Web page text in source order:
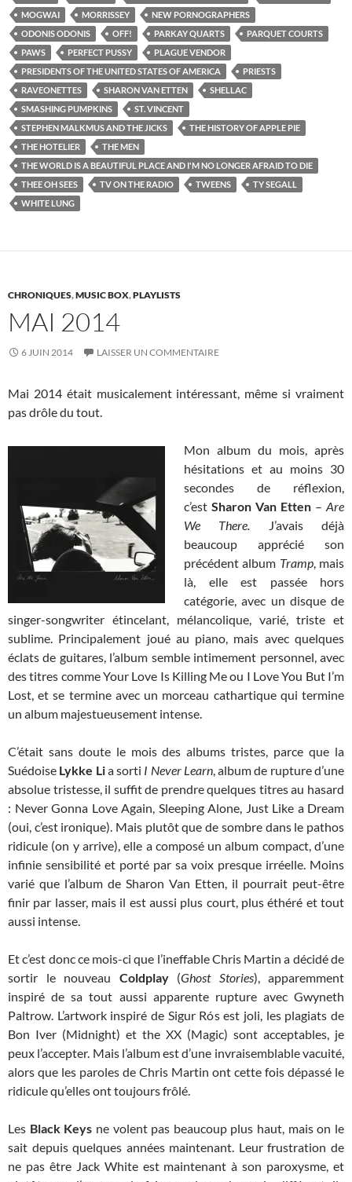
MOGWAI
MORRISSEY
NEW PORNOGRAPHERS
ODONIS ODONIS
OFF! PARKAY QUARTS
PARQUET COURTS
PAWS
PERFECT PUSSY
PLAGUE VENDOR
PRESIDENTS OF THE UNITED STATES OF AMERICA
PRIESTS
RAVEONETTES
SHARON VAN ETTEN
SHELLAC
SMASHING PUMPKINS
ST. VINCENT
STEPHEN MALKMUS AND THE JICKS
THE HISTORY OF APPLE PIE
THE HOTELIER
THE MEN
THE WORLD IS A BEAUTIFUL PLACE AND I'M NO LONGER AFRAID TO DIE
THEE OH SEES
TV ON THE RADIO TWEENS
TY SEGALL
WHITE LUNG
CHRONIQUES,MUSIC BOX,PLAYLISTS
MAI 2014
6 JUIN 2014 LAISSER UN COMMENTAIRE
Mai 2014 était musicalement intéressant, même si vraiment
pas drôle du tout.
Mon album du mois, après
hésitations et au moins 30
secondes de réflexion,
c’est Sharon Van Etten – Are
We There.
J’avais déjà
beaucoup apprécié son
précédent album Tramp, mais
là, elle est passée hors
catégorie, avec un disque de
singer-songwriter étincelant, mélancolique, varié, triste et
sublime. Principalement joué au piano, mais avec quelques
éclats de guitares, l’album semble intimement personnel, avec
des titres comme Your Love Is Killing Me ou I Love You But I’m
Lost, et se termine avec un morceau cathartique qui termine
un album majestueusement intense.
C’était sans doute le mois des albums tristes, parce que la
Suédoise Lykke Lia sorti I Never Learn, album de rupture d’une
absolue tristesse, il suffit de prendre quelques titres au hasard
: Never Gonna Love Again, Sleeping Alone, Just Like a Dream
(oui, c’est ironique). Mais plutôt que de sombre dans le pathos
ridicule (on y arrive), elle a composé un album compact, d’une
infinie sensibilité et porté par sa voix presque irréelle. Moins
varié que l’album de Sharon Van Etten, il pourrait peut-être
finir par lasser, mais il est aussi plus court, plus éthéré et tout
aussi intense.
Et c’est donc ce mois-ci que l’ineffable Chris Martin a décidé de
sortir le nouveau Coldplay(Ghost Stories), apparemment
inspiré de sa tout aussi apparente rupture avec Gwyneth
Paltrow. L’artwork inspiré de Sigur Rós est joli, les plagiats de
Bon Iver (Midnight) et the XX (Magic) sont acceptables, je
peux l’accepter. Mais l’album est d’une invraisemblable vacuité,
alors que les paroles de Chris Martin ont cette fois dépassé le
ridicule qu’elles ont toujours frôlé.
Les Black Keys ne volent pas beaucoup plus haut, mais on le
sait depuis quelques années maintenant. Leur frustration de
ne pas être Jack White est maintenant à son paroxysme, et